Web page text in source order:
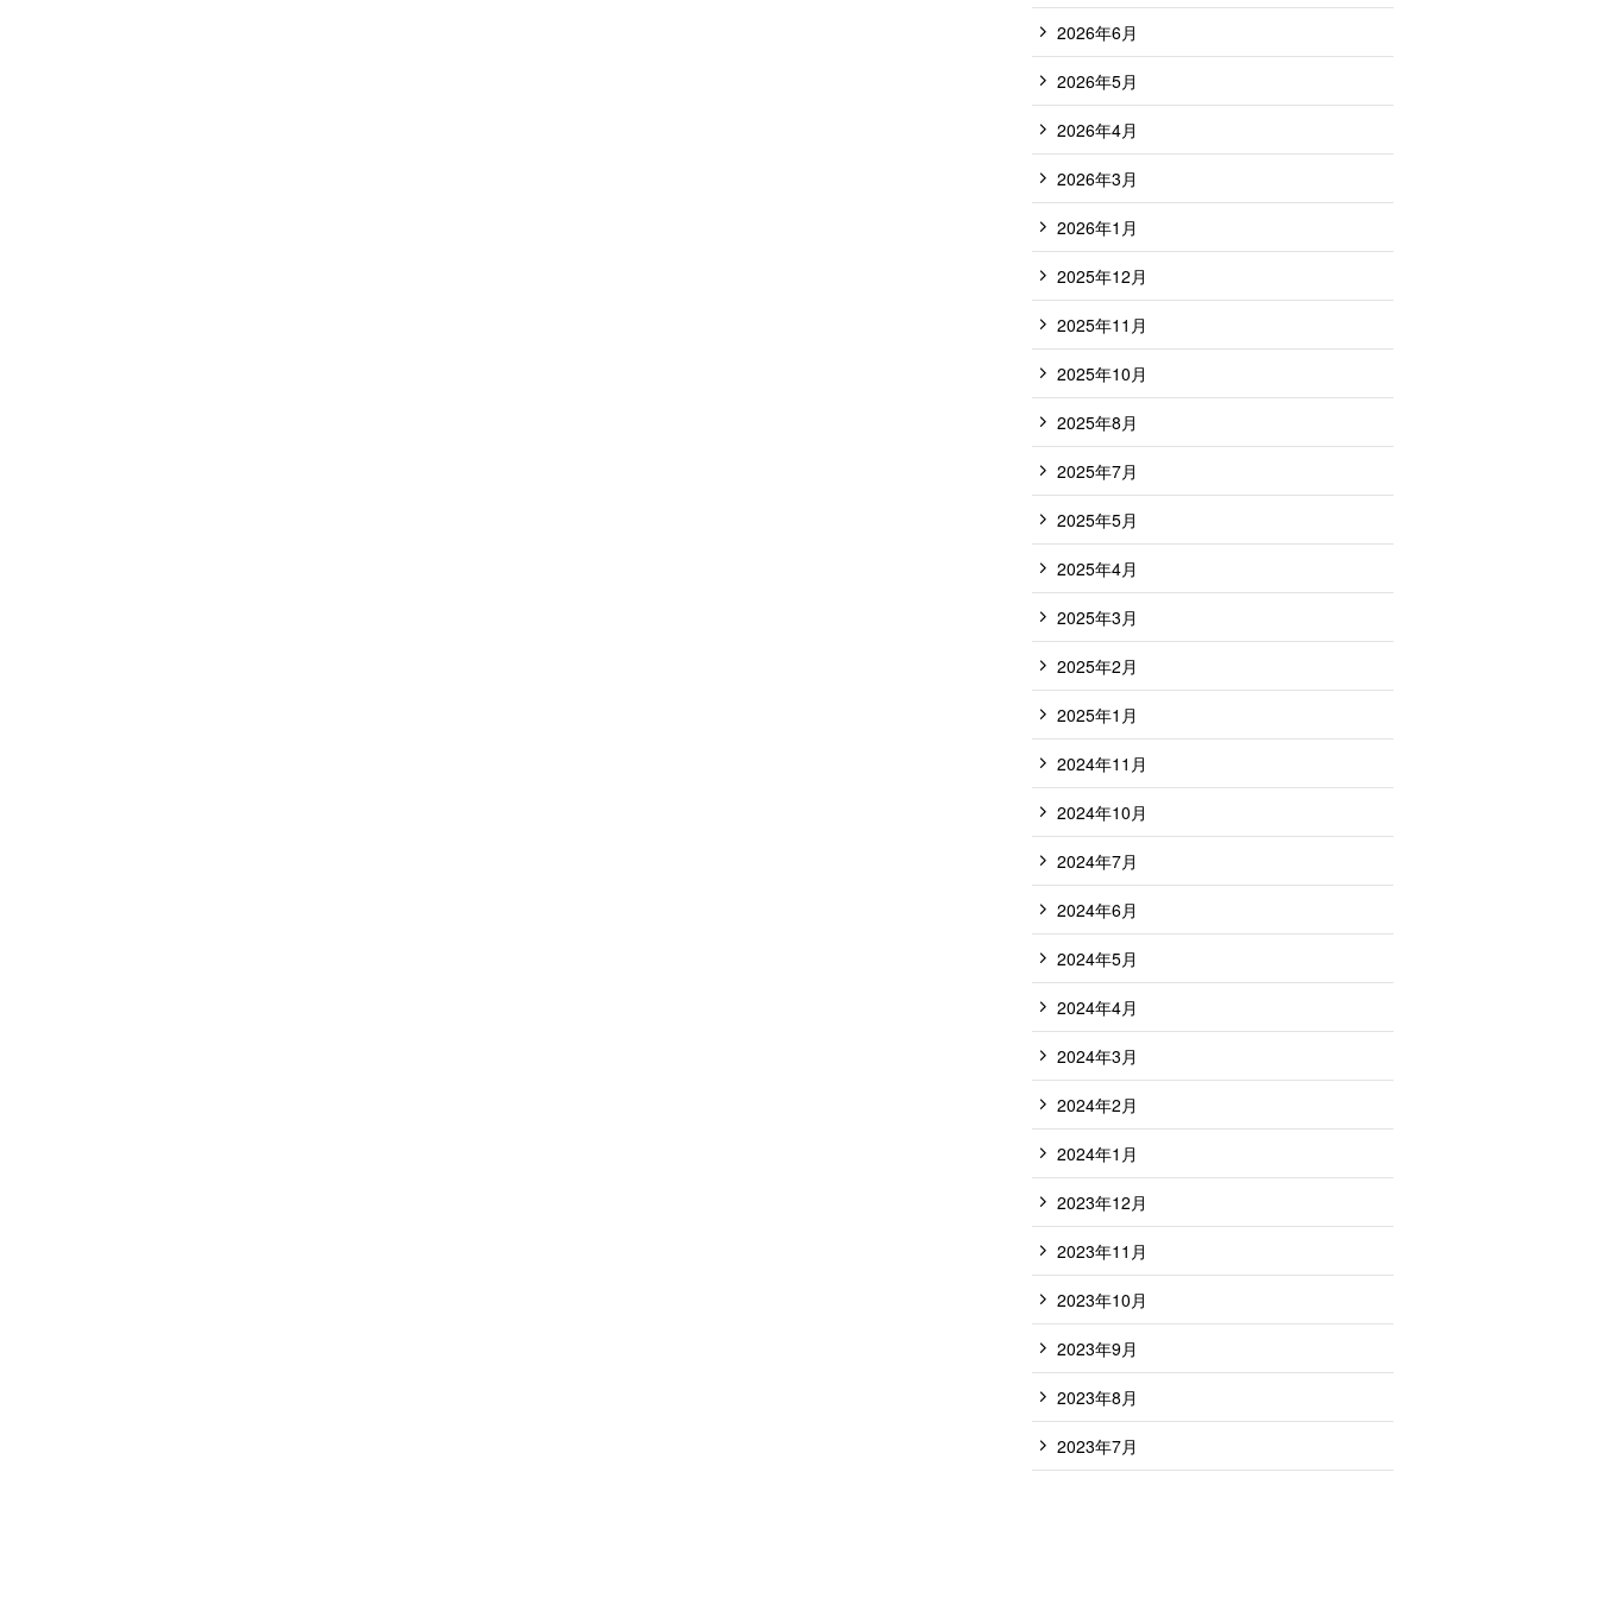
2026年6月
2026年5月
2026年4月
2026年3月
2026年1月
2025年12月
2025年11月
2025年10月
2025年8月
2025年7月
2025年5月
2025年4月
2025年3月
2025年2月
2025年1月
2024年11月
2024年10月
2024年7月
2024年6月
2024年5月
2024年4月
2024年3月
2024年2月
2024年1月
2023年12月
2023年11月
2023年10月
2023年9月
2023年8月
2023年7月